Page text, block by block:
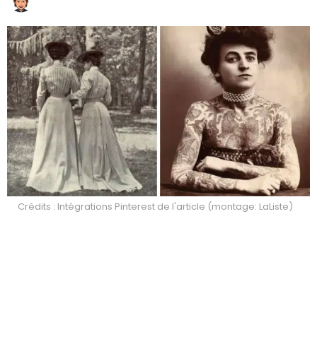
Crédits : Intégrations Pinterest de l'article (montage: LaListe)